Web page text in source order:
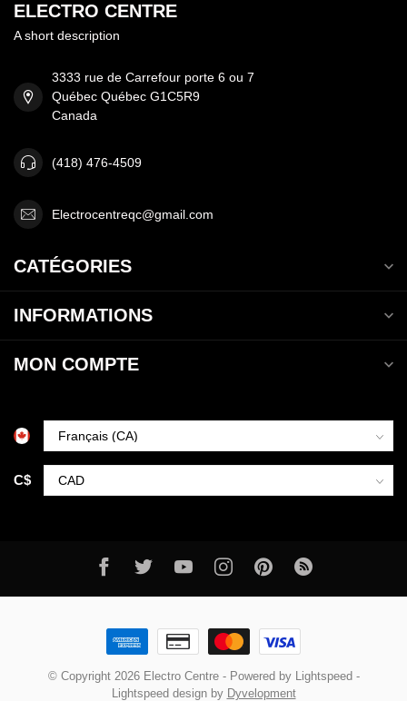
ELECTRO CENTRE
A short description
3333 rue de Carrefour porte 6 ou 7
Québec Québec G1C5R9
Canada
(418) 476-4509
Electrocentreqc@gmail.com
CATÉGORIES
INFORMATIONS
MON COMPTE
C$
© Copyright 2026 Electro Centre- Powered by Lightspeed -
Lightspeed designby Dyvelopment